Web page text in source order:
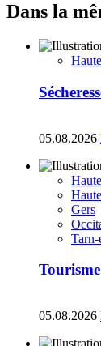
Dans la
05.08.2026
Gers
Tarn-
05.08.2026